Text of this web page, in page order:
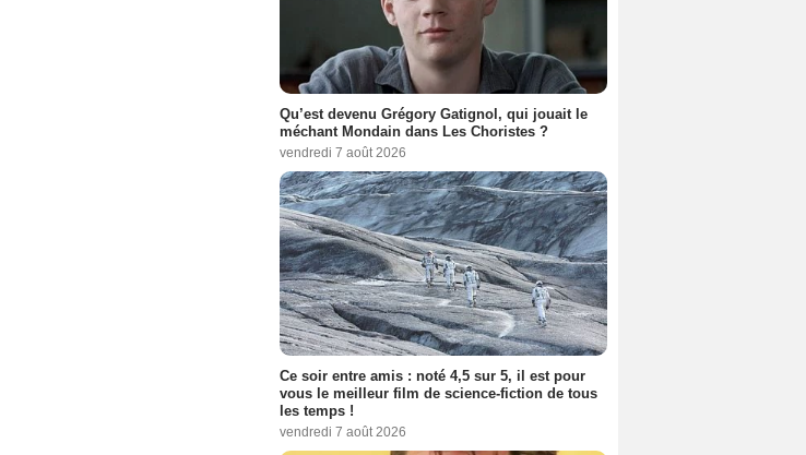
Qu’est devenu Grégory Gatignol, qui jouait le
méchant Mondain dans Les Choristes ?
vendredi 7 août 2026
Ce soir entre amis : noté 4,5 sur 5, il est pour
vous le meilleur film de science-fiction de tous
les temps !
vendredi 7 août 2026